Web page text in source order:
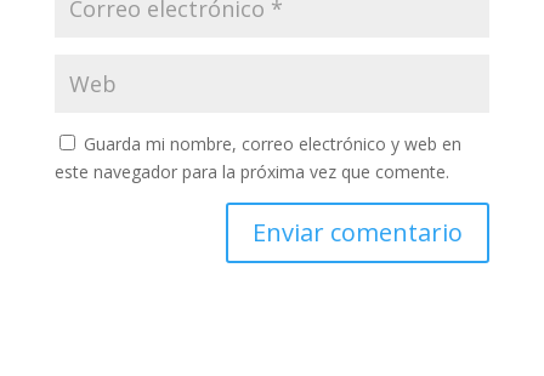
Guarda mi nombre, correo electrónico y web en
este navegador para la próxima vez que comente.